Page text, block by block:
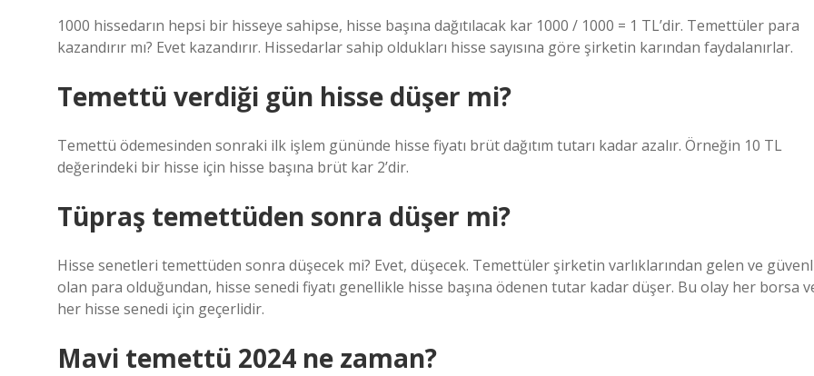
1000 hissedarın hepsi bir hisseye sahipse, hisse başına dağıtılacak kar 1000 / 1000 = 1 TL’dir. Temettüler para
kazandırır mı? Evet kazandırır. Hissedarlar sahip oldukları hisse sayısına göre şirketin karından faydalanırlar.
Temettü verdiği gün hisse düşer mi?
Temettü ödemesinden sonraki ilk işlem gününde hisse fiyatı brüt dağıtım tutarı kadar azalır. Örneğin 10 TL
değerindeki bir hisse için hisse başına brüt kar 2’dir.
Tüpraş temettüden sonra düşer mi?
Hisse senetleri temettüden sonra düşecek mi? Evet, düşecek. Temettüler şirketin varlıklarından gelen ve
olan para olduğundan, hisse senedi fiyatı genellikle hisse başına ödenen tutar kadar düşer. Bu olay her borsa
her hisse senedi için geçerlidir.
Mavi temettü 2024 ne zaman?